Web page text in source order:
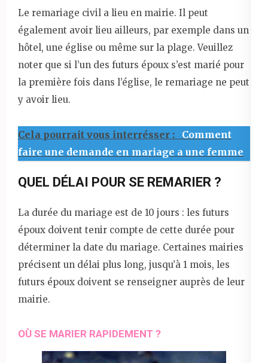
Le remariage civil a lieu en mairie. Il peut
également avoir lieu ailleurs, par exemple dans un
hôtel, une église ou même sur la plage. Veuillez
noter que si l’un des futurs époux s’est marié pour
la première fois dans l’église, le remariage ne peut
y avoir lieu.
Cela pourrait vous interrésser :
Comment
faire une demande en mariage a une femme
QUEL DÉLAI POUR SE REMARIER ?
La durée du mariage est de 10 jours : les futurs
époux doivent tenir compte de cette durée pour
déterminer la date du mariage. Certaines mairies
précisent un délai plus long, jusqu’à 1 mois, les
futurs époux doivent se renseigner auprès de leur
mairie.
OÙ SE MARIER RAPIDEMENT ?